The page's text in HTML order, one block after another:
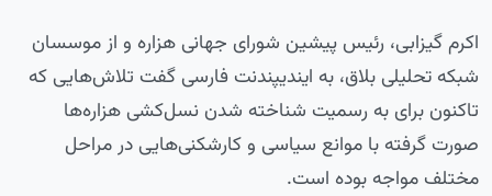
اکرم گیزابی، رئیس پیشین شورای جهانی هزاره و از موسسان
شبکه تحلیلی بلاق، به ایندیپندنت فارسی گفت تلاش‌هایی که
تاکنون برای به رسمیت شناخته شدن نسل‌کشی هزاره‌ها
صورت گرفته با موانع سیاسی و کارشکنی‌هایی در مراحل
مختلف مواجه بوده است.